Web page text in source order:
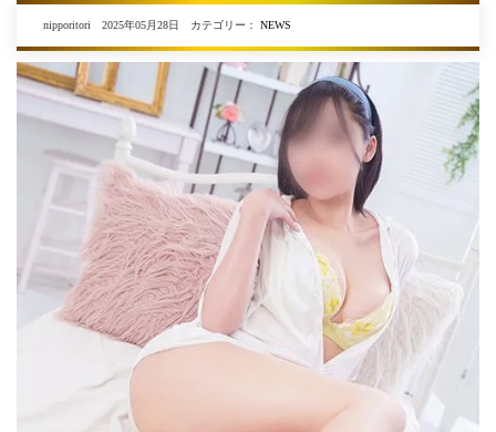
nipporitori 2025年05月28日 カテゴリー： NEWS